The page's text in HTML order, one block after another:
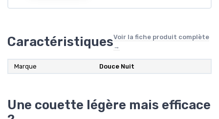
CaractéristiquesVoir la fiche produit complète
→
Marque ‎Douce Nuit
Une couette légère mais efficace